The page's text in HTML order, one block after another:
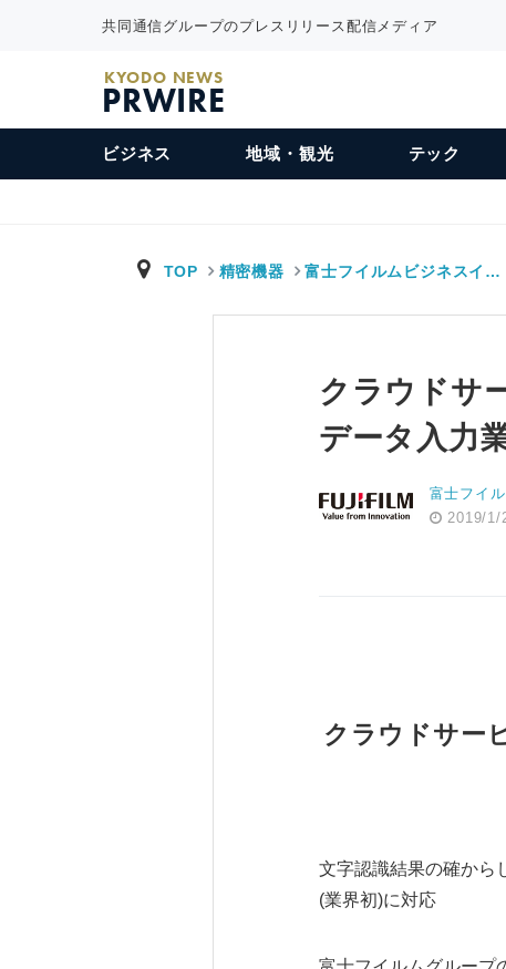
共同通信グループのプレスリリース配信メディア
KYODO NEWS
PRWIRE
ビジネス 地域・観光 テック
TOP 精密機器 富士フイルムビジネスイ…
クラウドサ
データ入力
富士フイ
2019/1/
クラウドサー
文字認識結果の確から
(業界初)に対応